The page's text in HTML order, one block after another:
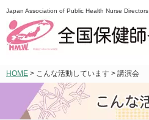
Japan Association of Public Health Nurse Directors
HOME > こんな活動しています > 講演会